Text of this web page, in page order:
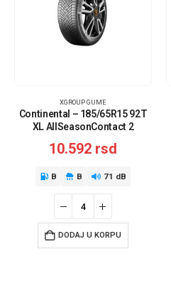
XGROUP GUME
Continental – 185/65R15 92T
XL AllSeasonContact 2
10.592 rsd
B B 71 dB
DODAJ U KORPU